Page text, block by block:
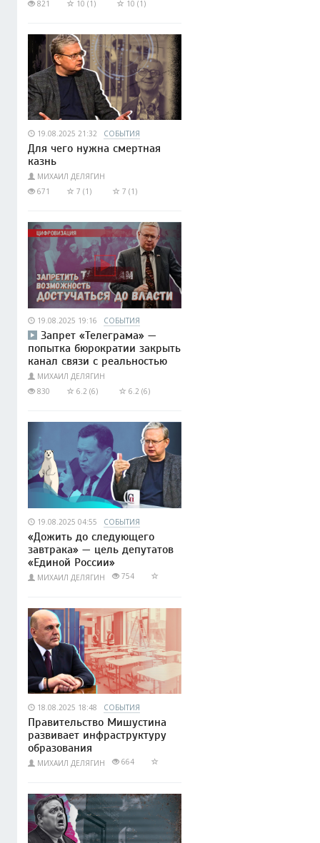
821 10 (1) 10 (1)
19.08.2025 21:32 СОБЫТИЯ
Для чего нужна смертная
казнь
МИХАИЛ ДЕЛЯГИН
671
7 (1) 7 (1)
19.08.2025 19:16 СОБЫТИЯ
Запрет «Телеграма» —
попытка бюрократии закрыть
канал связи с реальностью
МИХАИЛ ДЕЛЯГИН
830
6.2 (6) 6.2 (6)
19.08.2025 04:55 СОБЫТИЯ
«Дожить до следующего
завтрака» — цель депутатов
«Единой России»
МИХАИЛ ДЕЛЯГИН 754
18.08.2025 18:48 СОБЫТИЯ
Правительство Мишустина
развивает инфраструктуру
образования
МИХАИЛ ДЕЛЯГИН 664